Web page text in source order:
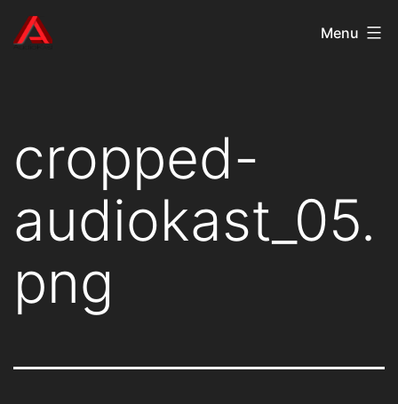
Aller
auAudioKast Menu
cropped-
audiokast_05.
png